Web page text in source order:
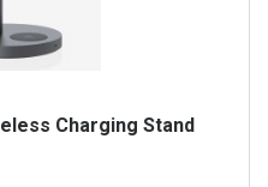
Charging Stand